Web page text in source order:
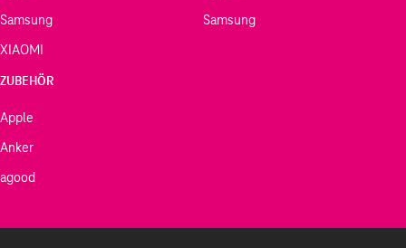
Samsung
XIAOMI
Samsung
ZUBEHÖR
Apple
Anker
agood